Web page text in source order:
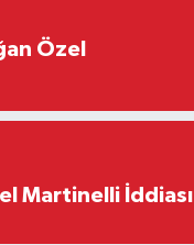
Özel
Martinelli İddiası